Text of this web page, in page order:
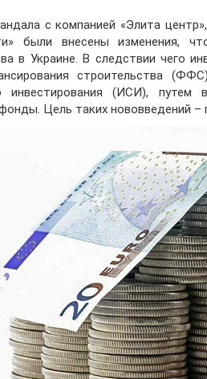
с компанией «Элита
были внесены изменения,
в Украине. В следствии чего
строительства
инвестирования (ИСИ), путем
Цель таких нововведений –